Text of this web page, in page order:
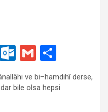
M O
ut
lo
G
m
ail
h
ar
ve bi–hamdihî derse,
bile olsa hepsi